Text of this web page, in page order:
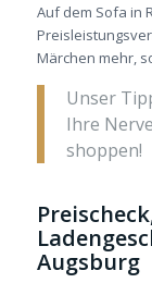
Auf dem Sofa in
Märchen mehr,
Unser
Ihre
shoppen!
Augsburg